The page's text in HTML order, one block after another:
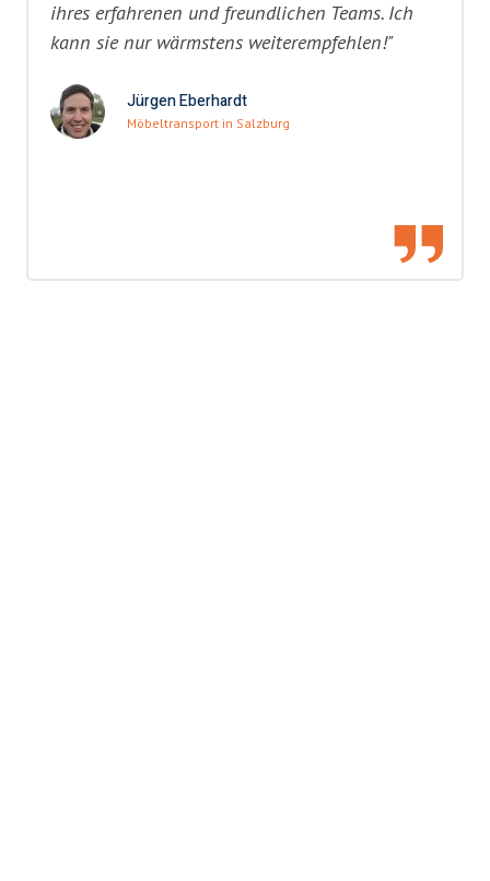
ihres erfahrenen und freundlichen Teams. Ich
kann sie nur wärmstens weiterempfehlen!"
Jürgen Eberhardt
Möbeltransport in Salzburg